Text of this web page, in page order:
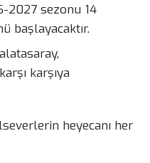
2027 sezonu 14
başlayacaktır.
karşıya
heyecanı her